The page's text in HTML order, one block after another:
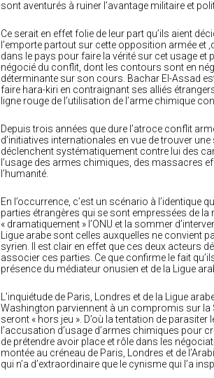
sont aventurés à ruiner l’avantage militaire et
Ce serait en effet folie de leur part qu’ils aient
l’emporte partout sur cette opposition armée
dans le pays pour faire la vérité sur cet usage et
négocié du conflit, dont les contours sont en
déterminante sur son cours. Bachar El-Assad
faire hara-kiri en contraignant ses alliés
ligne rouge de l’utilisation de l’arme chimique
Depuis trois années que dure l’atroce conflit
d’initiatives internationales en vue de trouver
déclenchent systématiquement contre lui des
l’usage des armes chimiques, des massacres
l’humanité.
En l’occurrence, c’est un scénario à l’identique
parties étrangères qui se sont empressées de la
« dramatiquement » l’ONU et la sommer
Ligue arabe sont celles auxquelles ne convient
syrien. Il est clair en effet que ces deux acteurs
associer ces parties. Ce que confirme le fait
présence du médiateur onusien et de la Ligue
L’inquiétude de Paris, Londres et de la Ligue
Washington parviennent à un compromis sur la
seront « hors jeu ». D’où la tentation de
l’accusation d’usage d’armes chimiques pour
de prétendre avoir place et rôle dans les
montée au créneau de Paris, Londres et de
qui n’a d’extraordinaire que le cynisme qui l’a